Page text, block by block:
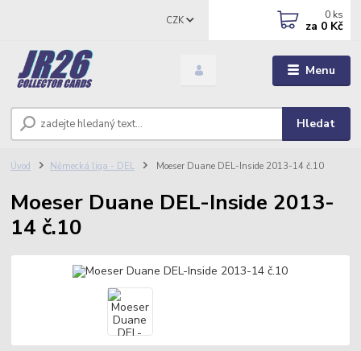
Menu
CZK
Hledat
0 ks
za 0 Kč
Úvod Německá liga - DEL Moeser Duane DEL-Inside 2013-14 č.10
Moeser Duane DEL-Inside 2013-
14 č.10